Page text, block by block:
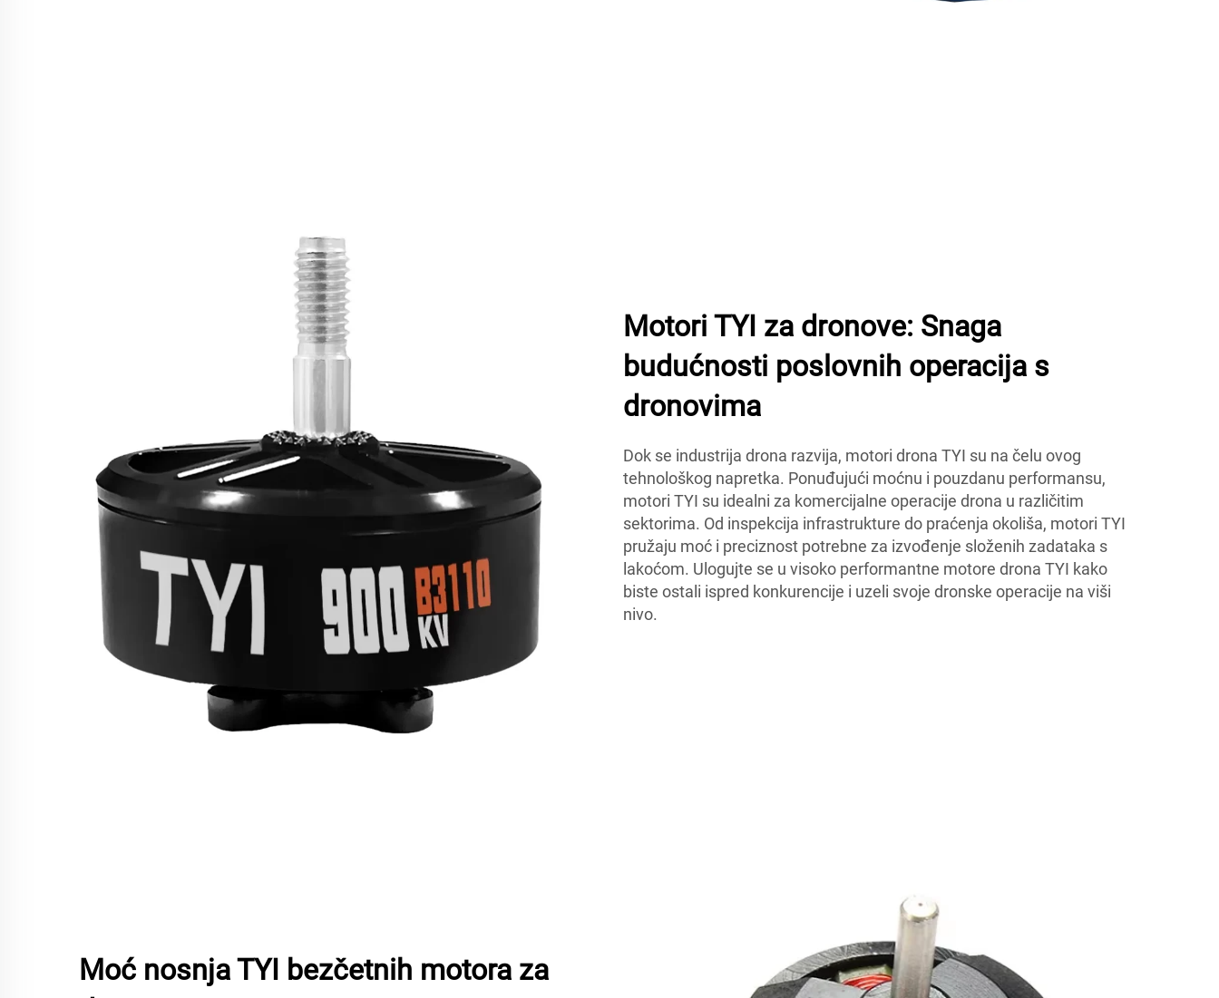
Motori TYI za dronove: Snaga
budućnosti poslovnih operacija s
dronovima
Dok se industrija drona razvija, motori drona TYI su na čelu ovog
tehnološkog napretka. Ponuđujući moćnu i pouzdanu performansu,
motori TYI su idealni za komercijalne operacije drona u različitim
sektorima. Od inspekcija infrastrukture do praćenja okoliša, motori TYI
pružaju moć i preciznost potrebne za izvođenje složenih zadataka s
lakoćom. Ulogujte se u visoko performantne motore drona TYI kako
biste ostali ispred konkurencije i uzeli svoje dronske operacije na viši
nivo.
Moć nosnja TYI bezčetnih motora za